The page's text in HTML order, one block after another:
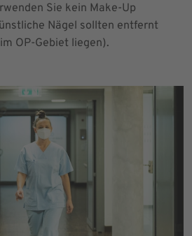
Sie kein Make-Up
Nägel sollten entfernt
OP-Gebiet liegen).